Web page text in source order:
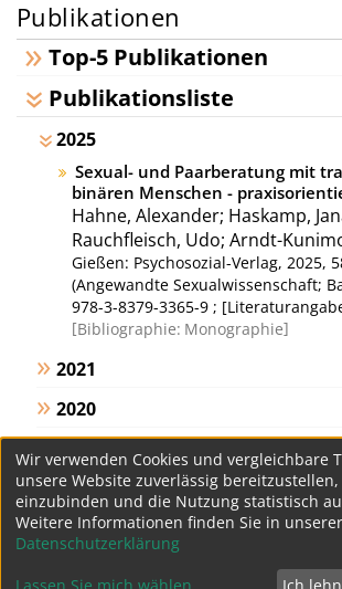
Publikationen
Top-5 Publikationen
Publikationsliste
2025
Sexual- und Paarberatung mit
binären Menschen -
Hahne, Alexander; Haskamp,
Rauchfleisch, Udo; Arndt-
Gießen: Psychosozial-Verlag, 2025,
(Angewandte Sexualwissenschaft;
978-3-8379-3365-9 ;
Bibliographie: Monographie
2021
2020
2017
ältere
Wir verwenden Cookies und vergleichbare
unsere Website zuverlässig
einzubinden und die Nutzung statistisch
Weitere Informationen finden Sie in
Datenschutzerklärung